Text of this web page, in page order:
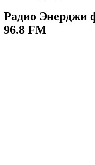
Радио Энерджи
96.8 FM